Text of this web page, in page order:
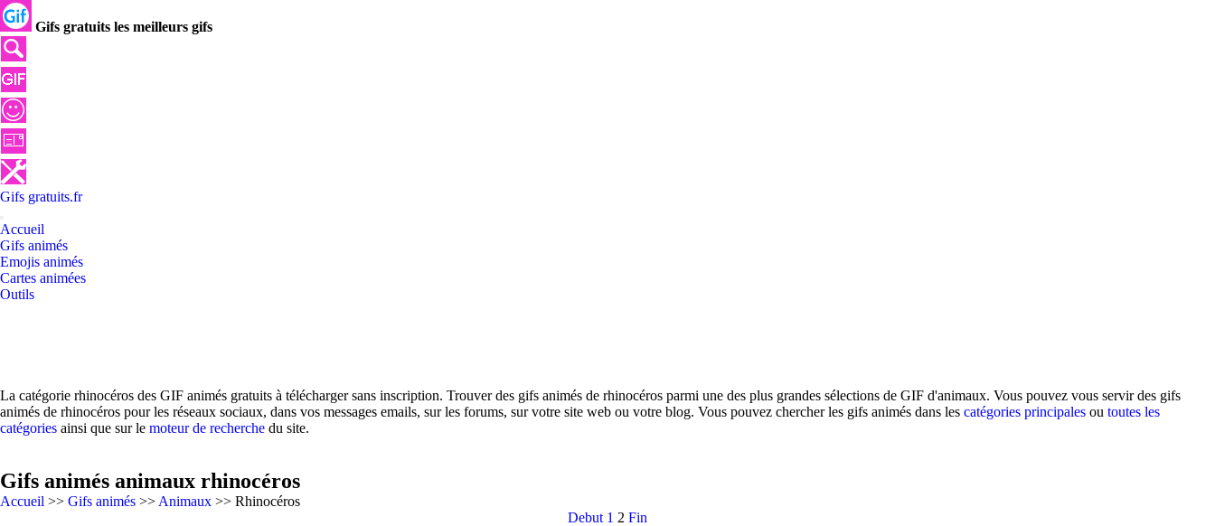
Gifs gratuits les meilleurs gifs
Gifs gratuits.fr
Accueil
Gifs animés
Emojis animés
Cartes animées
Outils
La catégorie rhinocéros des GIF animés gratuits à télécharger sans inscription. Trouver des gifs animés de rhinocéros parmi une des plus grandes sélections de GIF d'animaux. Vous pouvez vous servir des gifs
animés de rhinocéros pour les réseaux sociaux, dans vos messages emails, sur les forums, sur votre site web ou votre blog. Vous pouvez chercher les gifs animés dans les catégories principales ou toutes les
catégories ainsi que sur le moteur de recherche du site.
Gifs animés animaux rhinocéros
Accueil >> Gifs animés >> Animaux >> Rhinocéros
Debut 1 2 Fin